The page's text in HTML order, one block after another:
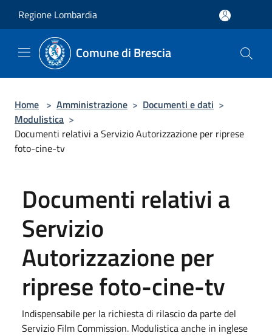
Regione Lombardia
Comune di Brescia
Home > Amministrazione > Documenti e dati >
Modulistica >
Documenti relativi a Servizio Autorizzazione per riprese
foto-cine-tv
Documenti relativi a
Servizio
Autorizzazione per
riprese foto-cine-tv
Indispensabile per la richiesta di rilascio da parte del
Servizio Film Commission. Modulistica anche in inglese